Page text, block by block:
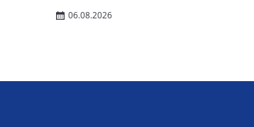
06.08.2026